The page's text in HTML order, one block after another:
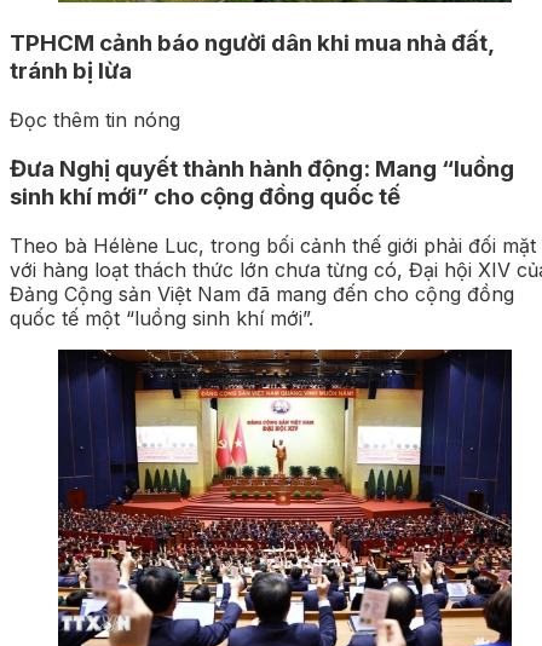
TPHCM cảnh báo người dân khi mua nhà đất,
tránh bị lừa
Đọc thêm tin nóng
Đưa Nghị quyết thành hành động: Mang “luồng
sinh khí mới” cho cộng đồng quốc tế
Theo bà Hélène Luc, trong bối cảnh thế giới phải đối mặt
với hàng loạt thách thức lớn chưa từng có, Đại hội XIV của
Đảng Cộng sản Việt Nam đã mang đến cho cộng đồng
quốc tế một “luồng sinh khí mới”.